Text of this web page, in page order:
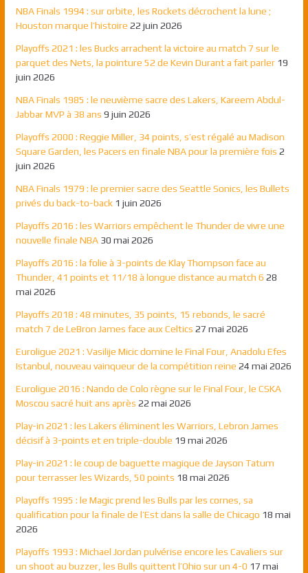
NBA Finals 1994 : sur orbite, les Rockets décrochent la lune ;
Houston marque l’histoire 22 juin 2026
Playoffs 2021 : les Bucks arrachent la victoire au match 7 sur le
parquet des Nets, la pointure 52 de Kevin Durant a fait parler 19
juin 2026
NBA Finals 1985 : le neuvième sacre des Lakers, Kareem Abdul-
Jabbar MVP à 38 ans 9 juin 2026
Playoffs 2000 : Reggie Miller, 34 points, s’est régalé au Madison
Square Garden, les Pacers en finale NBA pour la première fois 2
juin 2026
NBA Finals 1979 : le premier sacre des Seattle Sonics, les Bullets
privés du back-to-back 1 juin 2026
Playoffs 2016 : les Warriors empêchent le Thunder de vivre une
nouvelle finale NBA 30 mai 2026
Playoffs 2016 : la folie à 3-points de Klay Thompson face au
Thunder, 41 points et 11/18 à longue distance au match 6 28
mai 2026
Playoffs 2018 : 48 minutes, 35 points, 15 rebonds, le sacré
match 7 de LeBron James face aux Celtics 27 mai 2026
Euroligue 2021 : Vasilije Micic domine le Final Four, Anadolu Efes
Istanbul, nouveau vainqueur de la compétition reine 24 mai 2026
Euroligue 2016 : Nando de Colo règne sur le Final Four, le CSKA
Moscou sacré huit ans après 22 mai 2026
Play-in 2021 : les Lakers éliminent les Warriors, Lebron James
décisif à 3-points et en triple-double 19 mai 2026
Play-in 2021 : le coup de baguette magique de Jayson Tatum
pour terrasser les Wizards, 50 points 18 mai 2026
Playoffs 1995 : le Magic prend les Bulls par les cornes, sa
qualification pour la finale de l’Est dans la salle de Chicago 18 mai
2026
Playoffs 1993 : Michael Jordan pulvérise encore les Cavaliers sur
un shoot au buzzer, les Bulls quittent l’Ohio sur un 4-0 17 mai